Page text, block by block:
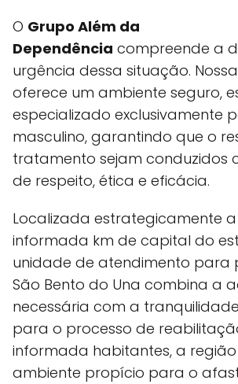
O Grupo Além da
Dependência compreende a
urgência dessa situação.
oferece um ambiente seguro,
especializado exclusivamente
masculino, garantindo que o
tratamento sejam conduzidos
de respeito, ética e eficácia.
Localizada estrategicamente
informada km de capital do
unidade de atendimento para
São Bento do Una combina a
necessária com a
para o processo de
informada habitantes, a
ambiente propício para o